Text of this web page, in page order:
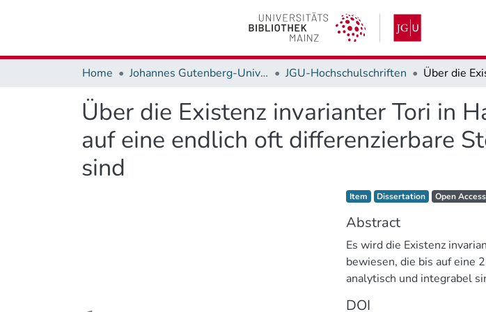
Home Johannes Gutenberg-Universität Mainz JGU-Hochschulschriften
Über die Existenz invarianter Tori in
auf eine endlich oft differenzierbare
sind
Item type:
Item, Dissertation Access
Open Access,
Abstract
Es wird die Existenz
bewiesen, die bis auf eine
analytisch und integrabel
DOI